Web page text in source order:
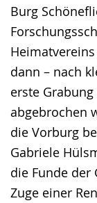
Burg
dann – nach
erste
abgebrochen
die Vorburg
Gabriele
die Funde der
Zuge einer